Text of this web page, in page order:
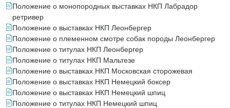
Положение о монопородных выставках НКП Лабрадор
ретривер
Положение о выставках НКП Леонбергер
Положение о племенном смотре собак породы Леонбергер
Положение о титулах НКП Леонбергер
Положение о титулах НКП Мальтезе
Положение о выставках НКП Московская сторожевая
Положение о выставках НКП Немецкий боксер
Положение о выставках НКП Немецкий шпиц
Положение о титулах НКП Немецкий шпиц